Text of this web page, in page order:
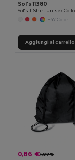
Sol's 11380
+47 Colori
Aggiungi al carrello
0,86 €1,07 €